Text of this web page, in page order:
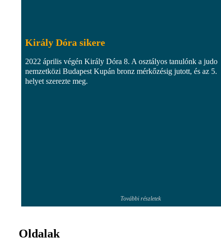
Király Dóra sikere
2022 április végén Király Dóra 8. A osztályos tanulónk a judo
nemzetközi Budapest Kupán bronz mérkőzésig jutott, és az 5.
helyet szerezte meg.
További részletek
Oldalak